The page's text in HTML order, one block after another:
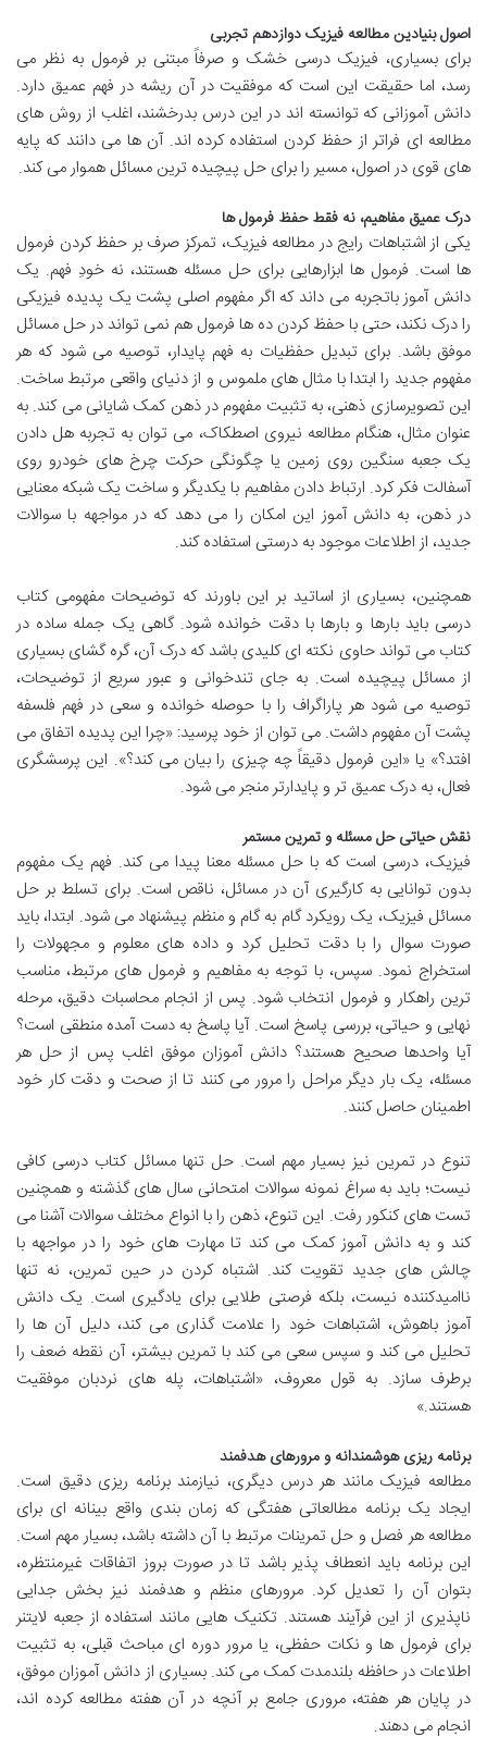
اصول بنیادین مطالعه فیزیک دوازدهم تجربی
برای بسیاری، فیزیک درسی خشک و صرفاً مبتنی بر فرمول به نظر می
رسد، اما حقیقت این است که موفقیت در آن ریشه در فهم عمیق دارد.
دانش آموزانی که توانسته اند در این درس بدرخشند، اغلب از روش های
مطالعه ای فراتر از حفظ کردن استفاده کرده اند. آن ها می دانند که پایه
های قوی در اصول، مسیر را برای حل پیچیده ترین مسائل هموار می کند.
درک عمیق مفاهیم، نه فقط حفظ فرمول ها
یکی از اشتباهات رایج در مطالعه فیزیک، تمرکز صرف بر حفظ کردن فرمول
ها است. فرمول ها ابزارهایی برای حل مسئله هستند، نه خودِ فهم. یک
دانش آموز باتجربه می داند که اگر مفهوم اصلی پشت یک پدیده فیزیکی
را درک نکند، حتی با حفظ کردن ده ها فرمول هم نمی تواند در حل مسائل
موفق باشد. برای تبدیل حفظیات به فهم پایدار، توصیه می شود که هر
مفهوم جدید را ابتدا با مثال های ملموس و از دنیای واقعی مرتبط ساخت.
این تصویرسازی ذهنی، به تثبیت مفهوم در ذهن کمک شایانی می کند. به
عنوان مثال، هنگام مطالعه نیروی اصطکاک، می توان به تجربه هل دادن
یک جعبه سنگین روی زمین یا چگونگی حرکت چرخ های خودرو روی
آسفالت فکر کرد. ارتباط دادن مفاهیم با یکدیگر و ساخت یک شبکه معنایی
در ذهن، به دانش آموز این امکان را می دهد که در مواجهه با سوالات
جدید، از اطلاعات موجود به درستی استفاده کند.
همچنین، بسیاری از اساتید بر این باورند که توضیحات مفهومی کتاب
درسی باید بارها و بارها با دقت خوانده شود. گاهی یک جمله ساده در
کتاب می تواند حاوی نکته ای کلیدی باشد که درک آن، گره گشای بسیاری
از مسائل پیچیده است. به جای تندخوانی و عبور سریع از توضیحات،
توصیه می شود هر پاراگراف را با حوصله خوانده و سعی در فهم فلسفه
پشت آن مفهوم داشت. می توان از خود پرسید: «چرا این پدیده اتفاق می
افتد؟» یا «این فرمول دقیقاً چه چیزی را بیان می کند؟». این پرسشگری
فعال، به درک عمیق تر و پایدارتر منجر می شود.
نقش حیاتی حل مسئله و تمرین مستمر
فیزیک، درسی است که با حل مسئله معنا پیدا می کند. فهم یک مفهوم
بدون توانایی به کارگیری آن در مسائل، ناقص است. برای تسلط بر حل
مسائل فیزیک، یک رویکرد گام به گام و منظم پیشنهاد می شود. ابتدا، باید
صورت سوال را با دقت تحلیل کرد و داده های معلوم و مجهولات را
استخراج نمود. سپس، با توجه به مفاهیم و فرمول های مرتبط، مناسب
ترین راهکار و فرمول انتخاب شود. پس از انجام محاسبات دقیق، مرحله
نهایی و حیاتی، بررسی پاسخ است. آیا پاسخ به دست آمده منطقی است؟
آیا واحدها صحیح هستند؟ دانش آموزان موفق اغلب پس از حل هر
مسئله، یک بار دیگر مراحل را مرور می کنند تا از صحت و دقت کار خود
اطمینان حاصل کنند.
تنوع در تمرین نیز بسیار مهم است. حل تنها مسائل کتاب درسی کافی
نیست؛ باید به سراغ نمونه سوالات امتحانی سال های گذشته و همچنین
تست های کنکور رفت. این تنوع، ذهن را با انواع مختلف سوالات آشنا می
کند و به دانش آموز کمک می کند تا مهارت های خود را در مواجهه با
چالش های جدید تقویت کند. اشتباه کردن در حین تمرین، نه تنها
ناامیدکننده نیست، بلکه فرصتی طلایی برای یادگیری است. یک دانش
آموز باهوش، اشتباهات خود را علامت گذاری می کند، دلیل آن ها را
تحلیل می کند و سپس سعی می کند با تمرین بیشتر، آن نقطه ضعف را
برطرف سازد. به قول معروف، «اشتباهات، پله های نردبان موفقیت
هستند.»
برنامه ریزی هوشمندانه و مرورهای هدفمند
مطالعه فیزیک مانند هر درس دیگری، نیازمند برنامه ریزی دقیق است.
ایجاد یک برنامه مطالعاتی هفتگی که زمان بندی واقع بینانه ای برای
مطالعه هر فصل و حل تمرینات مرتبط با آن داشته باشد، بسیار مهم است.
این برنامه باید انعطاف پذیر باشد تا در صورت بروز اتفاقات غیرمنتظره،
بتوان آن را تعدیل کرد. مرورهای منظم و هدفمند نیز بخش جدایی
ناپذیری از این فرآیند هستند. تکنیک هایی مانند استفاده از جعبه لایتنر
برای فرمول ها و نکات حفظی، یا مرور دوره ای مباحث قبلی، به تثبیت
اطلاعات در حافظه بلندمدت کمک می کند. بسیاری از دانش آموزان موفق،
در پایان هر هفته، مروری جامع بر آنچه در آن هفته مطالعه کرده اند،
انجام می دهند.